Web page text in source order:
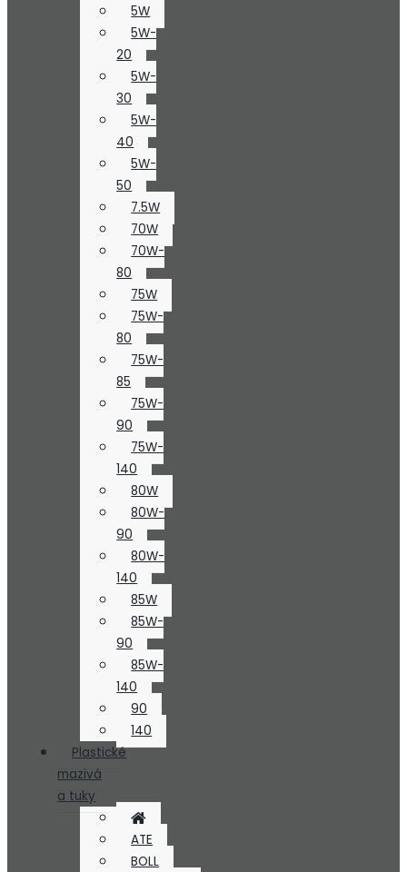
5W
5W-
20
5W-
30
5W-
40
5W-
50
7.5W
70W
70W-
80
75W
75W-
80
75W-
85
75W-
90
75W-
140
80W
80W-
90
80W-
140
85W
85W-
90
85W-
140
90
140
Plastické
mazivá
a tuky
ATE
BOLL